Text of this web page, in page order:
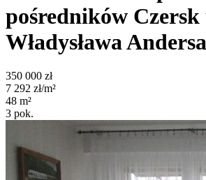
pośredników Czersk
Władysława Andersa
350 000 zł
7 292 zł/m²
48 m²
3 pok.